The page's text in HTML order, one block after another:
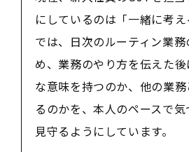
にしているのは「一緒に考
では、日次のルーティン業
め、業務のやり方を伝えた
な意味を持つのか、他の業
るのかを、本人のペースで気
見守るようにしています。